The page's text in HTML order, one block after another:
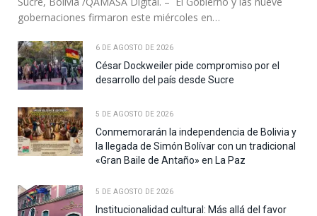
gobernaciones firmaron este miércoles en…
6 DE AGOSTO DE 2026
César Dockweiler pide compromiso por el
desarrollo del país desde Sucre
5 DE AGOSTO DE 2026
Conmemorarán la independencia de Bolivia y
la llegada de Simón Bolívar con un tradicional
«Gran Baile de Antaño» en La Paz
5 DE AGOSTO DE 2026
Institucionalidad cultural: Más allá del favor